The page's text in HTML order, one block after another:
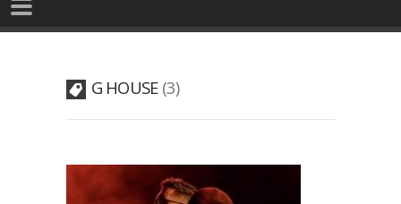
G HOUSE 3